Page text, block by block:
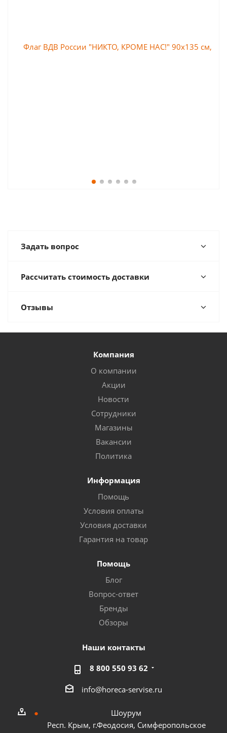
Задать вопрос
Рассчитать стоимость доставки
Отзывы
Компания
О компании
Акции
Новости
Сотрудники
Магазины
Вакансии
Политика
Информация
Помощь
Условия оплаты
Условия доставки
Гарантия на товар
Помощь
Блог
Вопрос-ответ
Бренды
Обзоры
Наши контакты
8 800 550 93 62
info@horeca-servise.ru
Шоурум
Респ. Крым, г.Феодосия, Симферопольское